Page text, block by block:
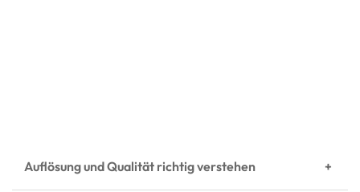
Auflösung und Qualität richtig verstehen